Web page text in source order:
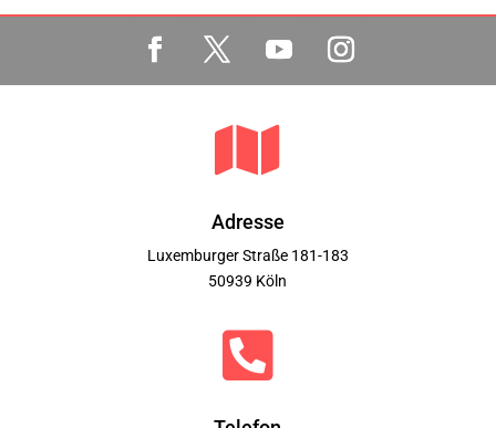

Adresse
Luxemburger Straße 181-183
50939 Köln
